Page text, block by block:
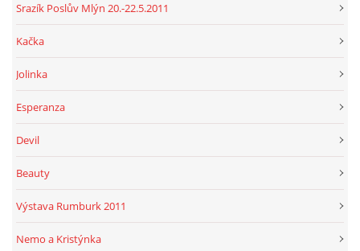
Srazík Poslův Mlýn 20.-22.5.2011
Kačka
Jolinka
Esperanza
Devil
Beauty
Výstava Rumburk 2011
Nemo a Kristýnka